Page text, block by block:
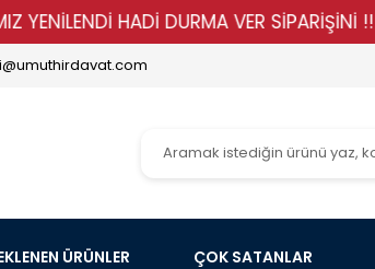
HADİ DURMA VER SİPARİŞİNİ !!!
ÜRÜNLER ÇOK SATANLAR